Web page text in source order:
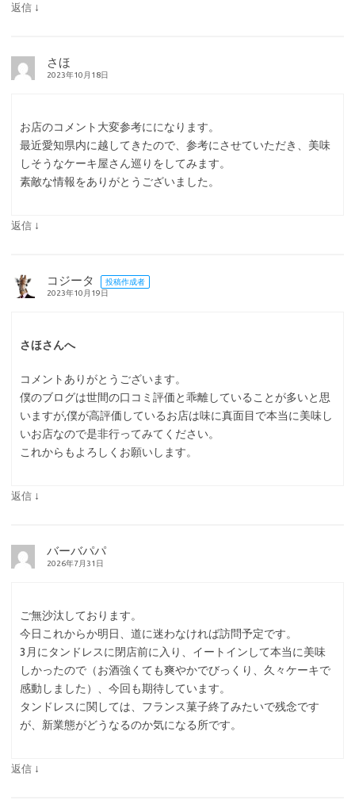
返信 ↓
さほ
2023年10月18日
お店のコメント大変参考にになります。
最近愛知県内に越してきたので、参考にさせていただき、美味
しそうなケーキ屋さん巡りをしてみます。
素敵な情報をありがとうございました。
返信 ↓
コジータ
投稿作成者
2023年10月19日
さほさんへ
コメントありがとうございます。
僕のブログは世間の口コミ評価と乖離していることが多いと思
いますが,僕が高評価しているお店は味に真面目で本当に美味し
いお店なので是非行ってみてください。
これからもよろしくお願いします。
返信 ↓
バーバパパ
2026年7月31日
ご無沙汰しております。
今日これからか明日、道に迷わなければ訪問予定です。
3月にタンドレスに閉店前に入り、イートインして本当に美味
しかったので（お酒強くても爽やかでびっくり、久々ケーキで
感動しました）、今回も期待しています。
タンドレスに関しては、フランス菓子終了みたいで残念です
が、新業態がどうなるのか気になる所です。
返信 ↓